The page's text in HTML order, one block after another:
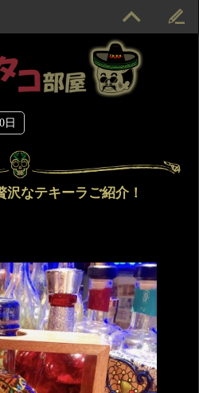
日
なテキーラご紹介！